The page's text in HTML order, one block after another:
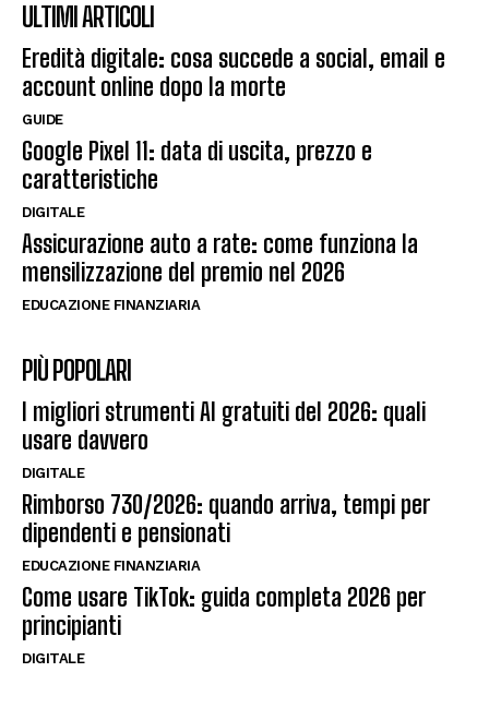
ULTIMI ARTICOLI
Eredità digitale: cosa succede a social, email e
account online dopo la morte
GUIDE
Google Pixel 11: data di uscita, prezzo e
caratteristiche
DIGITALE
Assicurazione auto a rate: come funziona la
mensilizzazione del premio nel 2026
EDUCAZIONE FINANZIARIA
PIÙ POPOLARI
I migliori strumenti AI gratuiti del 2026: quali
usare davvero
DIGITALE
Rimborso 730/2026: quando arriva, tempi per
dipendenti e pensionati
EDUCAZIONE FINANZIARIA
Come usare TikTok: guida completa 2026 per
principianti
DIGITALE